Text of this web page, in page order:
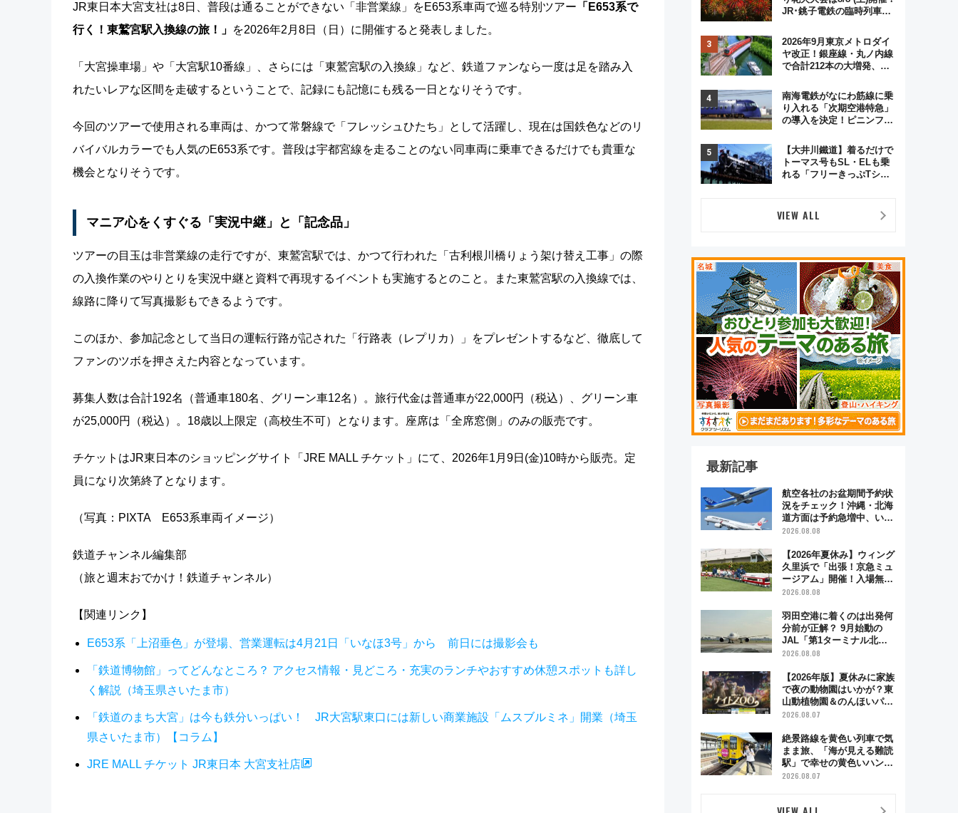
JR東日本大宮支社は8日、普段は通ることができない「非営業線」をE653系車両で巡る特別ツアー 「E653系で
行く！東鷲宮駅入換線の旅！」 を2026年2月8日（日）に開催すると発表しました。
「大宮操車場」や「大宮駅10番線」、さらには「東鷲宮駅の入換線」など、鉄道ファンなら一度は足を踏み入
れたいレアな区間を走破するということで、記録にも記憶にも残る一日となりそうです。
今回のツアーで使用される車両は、かつて常磐線で「フレッシュひたち」として活躍し、現在は国鉄色などのリ
バイバルカラーでも人気のE653系です。普段は宇都宮線を走ることのない同車両に乗車できるだけでも貴重な
機会となりそうです。
マニア心をくすぐる「実況中継」と「記念品」
ツアーの目玉は非営業線の走行ですが、東鷲宮駅では、かつて行われた「古利根川橋りょう架け替え工事」の際
の入換作業のやりとりを実況中継と資料で再現するイベントも実施するとのこと。また東鷲宮駅の入換線では、
線路に降りて写真撮影もできるようです。
このほか、参加記念として当日の運転行路が記された「行路表（レプリカ）」をプレゼントするなど、徹底して
ファンのツボを押さえた内容となっています。
募集人数は合計192名（普通車180名、グリーン車12名）。旅行代金は普通車が22,000円（税込）、グリーン車
が25,000円（税込）。18歳以上限定（高校生不可）となります。座席は「全席窓側」のみの販売です。
チケットはJR東日本のショッピングサイト「JRE MALL チケット」にて、2026年1月9日(金)10時から販売。定
員になり次第終了となります。
（写真：PIXTA E653系車両イメージ）
鉄道チャンネル編集部
（旅と週末おでかけ！鉄道チャンネル）
【関連リンク】
E653系「上沼垂色」が登場、営業運転は4月21日「いなほ3号」から 前日には撮影会も
「鉄道博物館」ってどんなところ？ アクセス情報・見どころ・充実のランチやおすすめ休憩スポットも詳し
く解説（埼玉県さいたま市）
「鉄道のまち大宮」は今も鉄分いっぱい！ JR大宮駅東口には新しい商業施設「ムスブルミネ」開業（埼玉
県さいたま市）【コラム】
JRE MALL チケット JR東日本 大宮支社店
【2026年8月】
JR･銚子電鉄の臨時列車や
く8,000発の大迫力＆屋台
を満喫
2026年9月東京メトロダイ
ヤ改正！銀座線・丸ノ内線
で合計212本の大増発、混
南海電鉄がなにわ筋線に乗
り入れる「次期空港特急」
の導入を決定！ピニンファ
デザイン
【大井川鐵道】着るだけで
トーマス号もSL・ELも乗
れる「フリーきっぷTシャ
VIEW ALL
最新記事
航空各社のお盆期間予約状
況をチェック！沖縄・北海
道方面は予約急増中、いま
から狙うべき日は？
2026.08.08
【2026年夏休み】ウィング
久里浜で「出張！京急ミュ
ージアム」開催！入場無料
でスタンプラリーや子ども
2026.08.08
羽田空港に着くのは出発何
分前が正解？ 9月始動の
JAL「第1ターミナル北側
サテライト」は徒歩1キロ
点まとめ
2026.08.08
【2026年版】夏休みに家族
で夜の動物園はいかが？東
山動植物園＆のんほいパー
ク「ナイトZOO」開催情報
2026.08.07
絶景路線を黄色い列車で気
まま旅、「海が見える難読
駅」で幸せの黄色いハンカ
チに願いを 「新・鉄道ひ
2026.08.07